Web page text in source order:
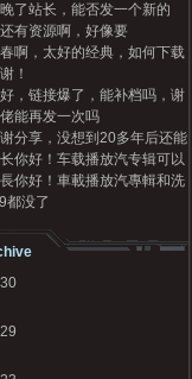
了站长，能否发一个新的
有资源啊，好像要
啊，太好的经典，如何下载
！
，链接爆了，能补档吗，谢
能再发一次吗
分享，没想到20多年后还能
，谢谢[Good...
你好！车载播放汽专辑可以
一份吗？95720...
你好！車載播放汽專輯和洗
輯可以發我一份嗎？...
都没了